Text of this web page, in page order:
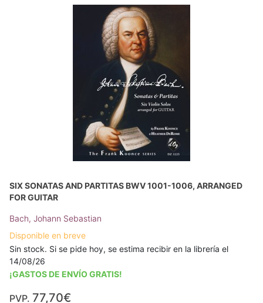
SIX SONATAS AND PARTITAS BWV 1001-1006, ARRANGED
FOR GUITAR
Bach, Johann Sebastian
Disponible en breve
Sin stock. Si se pide hoy, se estima recibir en la librería el
14/08/26
¡GASTOS DE ENVÍO GRATIS!
PVP. 77,70€